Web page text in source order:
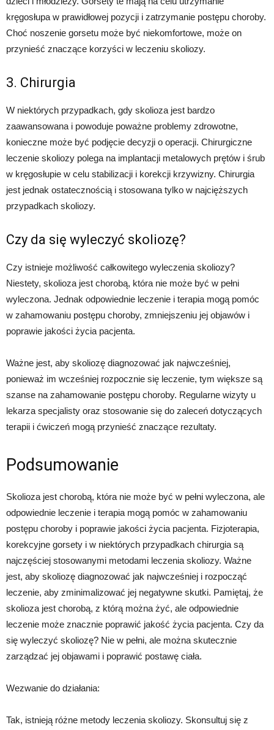
kręgosłupa w prawidłowej pozycji i zatrzymanie postępu choroby.
Choć noszenie gorsetu może być niekomfortowe, może on
przynieść znaczące korzyści w leczeniu skoliozy.
3. Chirurgia
W niektórych przypadkach, gdy skolioza jest bardzo
zaawansowana i powoduje poważne problemy zdrowotne,
konieczne może być podjęcie decyzji o operacji. Chirurgiczne
leczenie skoliozy polega na implantacji metalowych prętów i śrub
w kręgosłupie w celu stabilizacji i korekcji krzywizny. Chirurgia
jest jednak ostatecznością i stosowana tylko w najcięższych
przypadkach skoliozy.
Czy da się wyleczyć skoliozę?
Czy istnieje możliwość całkowitego wyleczenia skoliozy?
Niestety, skolioza jest chorobą, która nie może być w pełni
wyleczona. Jednak odpowiednie leczenie i terapia mogą pomóc
w zahamowaniu postępu choroby, zmniejszeniu jej objawów i
poprawie jakości życia pacjenta.
Ważne jest, aby skoliozę diagnozować jak najwcześniej,
ponieważ im wcześniej rozpocznie się leczenie, tym większe są
szanse na zahamowanie postępu choroby. Regularne wizyty u
lekarza specjalisty oraz stosowanie się do zaleceń dotyczących
terapii i ćwiczeń mogą przynieść znaczące rezultaty.
Podsumowanie
Skolioza jest chorobą, która nie może być w pełni wyleczona, ale
odpowiednie leczenie i terapia mogą pomóc w zahamowaniu
postępu choroby i poprawie jakości życia pacjenta. Fizjoterapia,
korekcyjne gorsety i w niektórych przypadkach chirurgia są
najczęściej stosowanymi metodami leczenia skoliozy. Ważne
jest, aby skoliozę diagnozować jak najwcześniej i rozpocząć
leczenie, aby zminimalizować jej negatywne skutki. Pamiętaj, że
skolioza jest chorobą, z którą można żyć, ale odpowiednie
leczenie może znacznie poprawić jakość życia pacjenta. Czy da
się wyleczyć skoliozę? Nie w pełni, ale można skutecznie
zarządzać jej objawami i poprawić postawę ciała.
Wezwanie do działania:
Tak, istnieją różne metody leczenia skoliozy. Skonsultuj się z